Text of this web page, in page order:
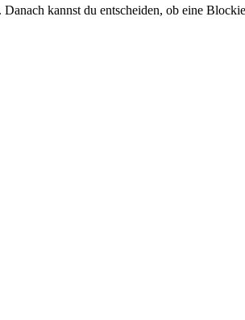
kannst du entscheiden, ob eine